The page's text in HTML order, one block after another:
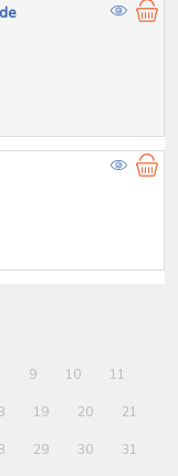
9 10 11
19 20 21
29 30 31